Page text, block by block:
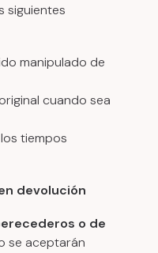
siguientes
manipulado de
cuando sea
tiempos
devolución
o de
se aceptarán